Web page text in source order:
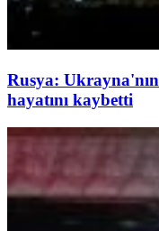
Rusya:
hayatını kaybetti